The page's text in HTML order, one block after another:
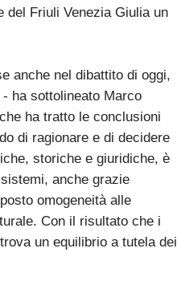
del Friuli Venezia Giulia un
anche nel dibattito di oggi,
ha sottolineato Marco
ha tratto le conclusioni
di ragionare e di decidere
storiche e giuridiche, è
anche grazie
omogeneità alle
Con il risultato che i
un equilibrio a tutela dei